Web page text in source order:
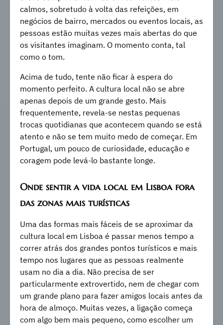
calmos, sobretudo à volta das refeições, em
negócios de bairro, mercados ou eventos locais, as
pessoas estão muitas vezes mais abertas do que
os visitantes imaginam. O momento conta, tal
como o tom.
Acima de tudo, tente não ficar à espera do
momento perfeito. A cultura local não se abre
apenas depois de um grande gesto. Mais
frequentemente, revela-se nestas pequenas
trocas quotidianas que acontecem quando se está
atento e não se tem muito medo de começar. Em
Portugal, um pouco de curiosidade, educação e
coragem pode levá-lo bastante longe.
Onde sentir a vida local em Lisboa fora
das zonas mais turísticas
Uma das formas mais fáceis de se aproximar da
cultura local em Lisboa é passar menos tempo a
correr atrás dos grandes pontos turísticos e mais
tempo nos lugares que as pessoas realmente
usam no dia a dia. Não precisa de ser
particularmente extrovertido, nem de chegar com
um grande plano para fazer amigos locais antes da
hora de almoço. Muitas vezes, a ligação começa
com algo bem mais pequeno, como escolher um